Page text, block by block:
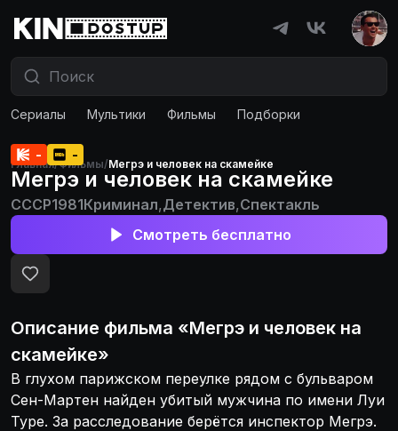
Сериалы Мультики Фильмы Подборки
Главная/Фильмы/Мегрэ и человек на скамейке
- -
Мегрэ и человек на скамейке
СССР1981Криминал,Детектив,Спектакль
Смотреть бесплатно
Описание фильма «Мегрэ и человек на
скамейке»
В глухом парижском переулке рядом с бульваром
Сен-Мартен найден убитый мужчина по имени Луи
Туре. За расследование берётся инспектор Мегрэ.